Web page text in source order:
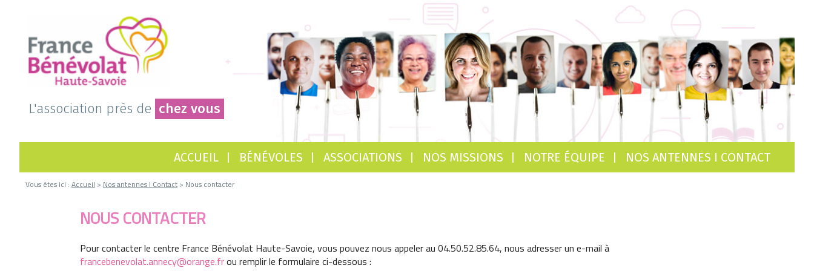
L'association près de chez vous
ACCUEIL BÉNÉVOLES ASSOCIATIONS NOS MISSIONS NOTRE ÉQUIPE NOS ANTENNES I CONTACT
Vous êtes ici : Accueil > Nos antennes I Contact > Nous contacter
NOUS CONTACTER
Pour contacter le centre France Bénévolat Haute-Savoie, vous pouvez nous appeler au 04.50.52.85.64, nous adresser un e-mail à
francebenevolat.annecy@orange.frou remplir le formulaire ci-dessous :